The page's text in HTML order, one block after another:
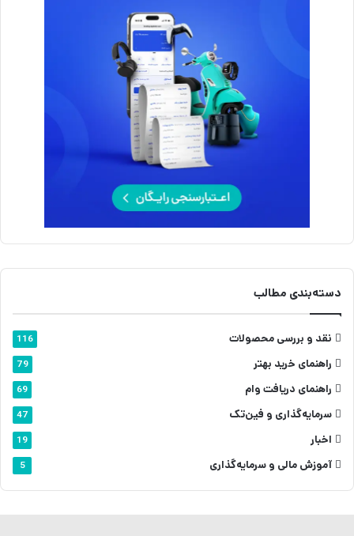
دسته‌بندی مطالب
نقد و بررسی محصولات 116
راهنمای خرید بهتر 79
راهنمای دریافت وام 69
سرمایه‌گذاری و فین‌تک 47
اخبار 19
آموزش مالی و سرمایه‌گذاری 5